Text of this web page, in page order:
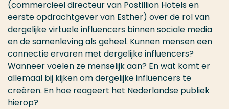
(commercieel directeur van Postillion Hotels en
eerste opdrachtgever van Esther) over de rol van
dergelijke virtuele influencers binnen sociale media
en de samenleving als geheel. Kunnen mensen een
connectie ervaren met dergelijke influencers?
Wanneer voelen ze menselijk aan? En wat komt er
allemaal bij kijken om dergelijke influencers te
creëren. En hoe reageert het Nederlandse publiek
hierop?